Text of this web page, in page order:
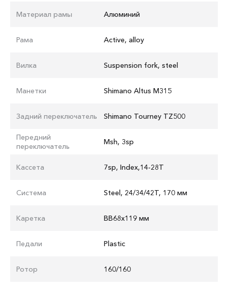
Материал рамы Алюминий
Рама Active, alloy
Вилка Suspension fork, steel
Манетки Shimano Altus M315
Задний переключатель Shimano Tourney TZ500
Передний
переключатель
Msh, 3sp
Кассета 7sp, Index,14-28T
Система Steel, 24/34/42T, 170 мм
Каретка BB68x119 мм
Педали Plastic
Ротор 160/160